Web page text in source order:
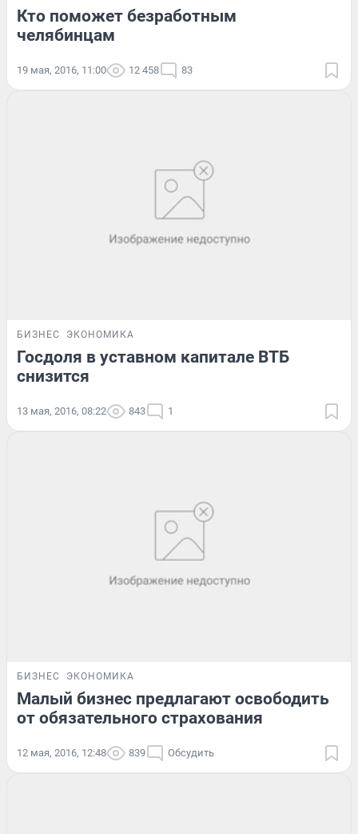
Кто поможет безработным
челябинцам
19 мая, 2016, 11:00 12 458 83
БИЗНЕС ЭКОНОМИКА
Госдоля в уставном капитале ВТБ
снизится
13 мая, 2016, 08:22 843 1
БИЗНЕС ЭКОНОМИКА
Малый бизнес предлагают освободить
от обязательного страхования
12 мая, 2016, 12:48 839 Обсудить